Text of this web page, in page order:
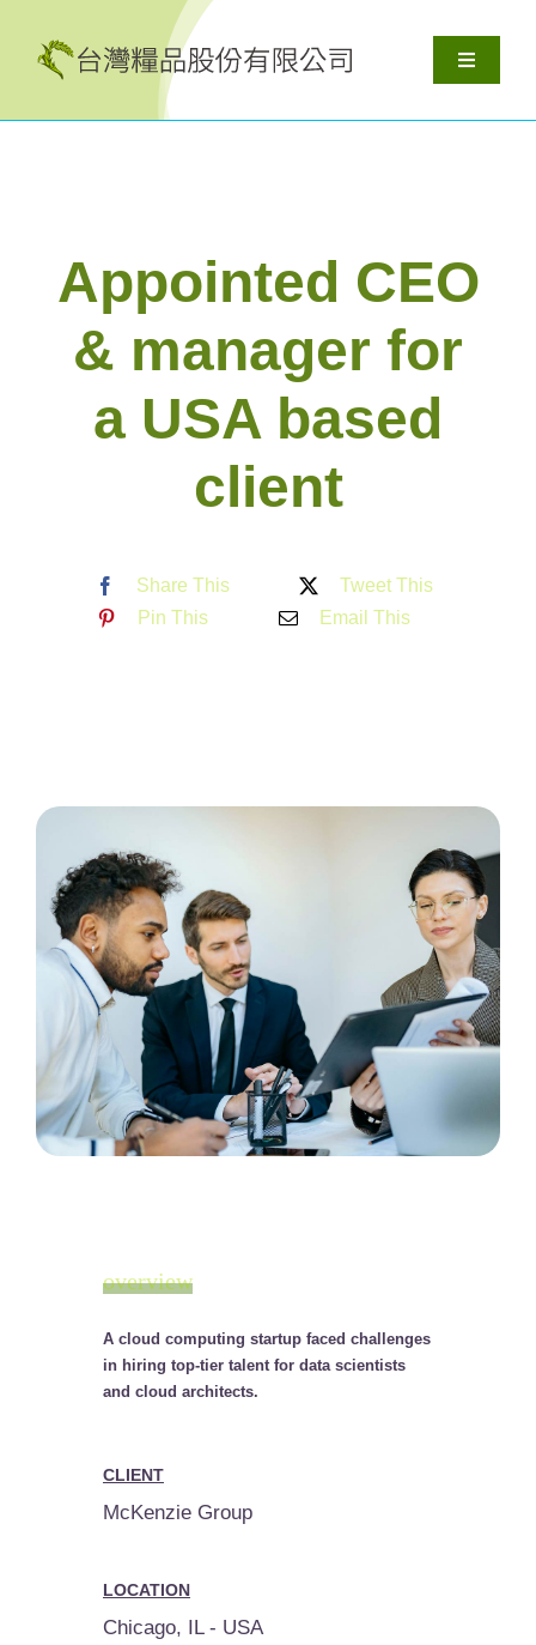
content
Toggle
關於我們
解決方案
聯絡我們
Appointed CEO
& manager for
a USA based
client
Share This
Tweet This
Pin This
Email This
overview
A cloud computing startup faced challenges
in hiring top-tier talent for data scientists
and cloud architects.
CLIENT
McKenzie Group
LOCATION
Chicago, IL - USA